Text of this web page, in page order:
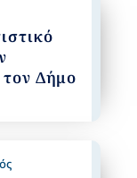
Δήμο